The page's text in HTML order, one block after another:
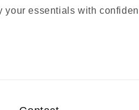
your essentials with